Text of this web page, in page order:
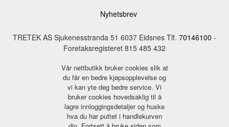
Nyhetsbrev
TRETEK AS Sjukenesstranda 51 6037 Eidsnes Tlf. 70146100 -
Foretaksregisteret 815 485 432
Vår nettbutikk bruker cookies slik at
du får en bedre kjøpsopplevelse og
vi kan yte deg bedre service. Vi
bruker cookies hovedsaklig til å
lagre innloggingsdetaljer og huske
hva du har puttet i handlekurven